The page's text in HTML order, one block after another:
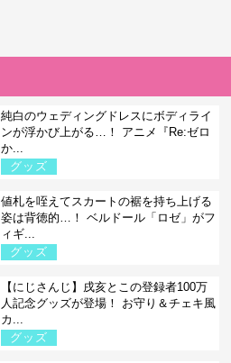
純白のウェディングドレスにボディライ
ンが浮かび上がる…！ アニメ『Re:ゼロ
か...
グッズ
値札を咥えてスカートの裾を持ち上げる
姿は背徳的…！ ベルドール「ロゼ」がフ
ィギ...
グッズ
【にじさんじ】戌亥とこの登録者100万
人記念グッズが登場！ お守り＆チェキ風
カ...
グッズ